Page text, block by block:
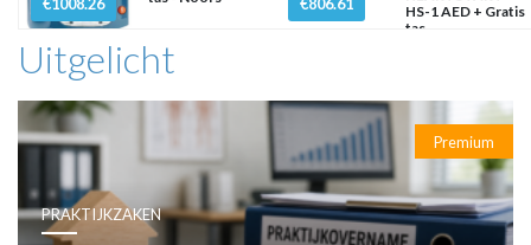
HS-1 AED + Gratis
tas
Uitgelicht
Premium
PRAKTIJKZAKEN